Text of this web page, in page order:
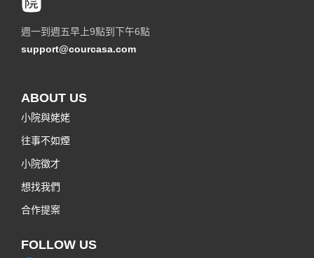
週一到週五早上9點到下午6點
support@courcasa.com
ABOUT US
小院與姥姥
往事不如煙
小院徵才
想找我們
合作提案
FOLLOW US